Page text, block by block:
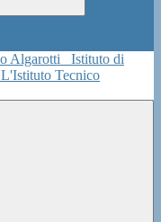
Istituto di
L'Istituto Tecnico